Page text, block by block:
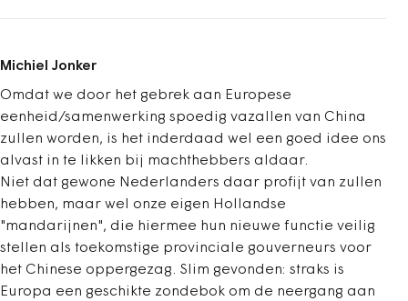
Michiel Jonker
Omdat we door het gebrek aan Europese
eenheid/samenwerking spoedig vazallen van China
zullen worden, is het inderdaad wel een goed idee ons
alvast in te likken bij machthebbers aldaar.
Niet dat gewone Nederlanders daar profijt van zullen
hebben, maar wel onze eigen Hollandse
"mandarijnen", die hiermee hun nieuwe functie veilig
stellen als toekomstige provinciale gouverneurs voor
het Chinese oppergezag. Slim gevonden: straks is
Europa een geschikte zondebok om de neergang aan